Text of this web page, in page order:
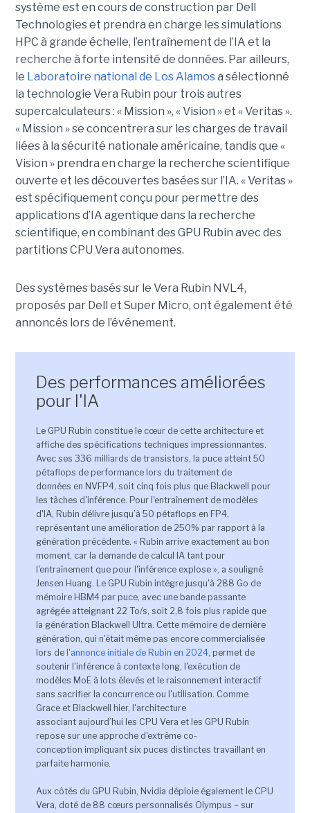
système est en cours de construction par Dell
Technologies et prendra en charge les simulations
HPC à grande échelle, l’entraînement de l’IA et la
recherche à forte intensité de données. Par ailleurs,
le Laboratoire national de Los Alamosa sélectionné
la technologie Vera Rubin pour trois autres
supercalculateurs : « Mission », « Vision » et « Veritas ».
« Mission » se concentrera sur les charges de travail
liées à la sécurité nationale américaine, tandis que «
Vision » prendra en charge la recherche scientifique
ouverte et les découvertes basées sur l’IA. « Veritas »
est spécifiquement conçu pour permettre des
applications d’IA agentique dans la recherche
scientifique, en combinant des GPU Rubin avec des
partitions CPU Vera autonomes.
Des systèmes basés sur le Vera Rubin NVL4,
proposés par Dell et Super Micro, ont également été
annoncés lors de l’événement.
Des performances améliorées
pour l'IA
Le GPU Rubin constitue le cœur de cette architecture et
affiche des spécifications techniques impressionnantes.
Avec ses 336 milliards de transistors, la puce atteint 50
pétaflops de performance lors du traitement de
données en NVFP4, soit cinq fois plus que Blackwell pour
les tâches d'inférence. Pour l'entraînement de modèles
d'IA, Rubin délivre jusqu’à 50 pétaflops en FP4,
représentant une amélioration de 250% par rapport à la
génération précédente. « Rubin arrive exactement au bon
moment, car la demande de calcul IA tant pour
l'entraînement que pour l'inférence explose », a souligné
Jensen Huang. Le GPU Rubin intègre jusqu'à 288 Go de
mémoire HBM4 par puce, avec une bande passante
agrégée atteignant 22 To/s, soit 2,8 fois plus rapide que
la génération Blackwell Ultra. Cette mémoire de dernière
génération, qui n'était même pas encore commercialisée
lors del'annonce initiale de Rubin en 2024, permet de
soutenir l'inférence à contexte long, l'exécution de
modèles MoE à lots élevés et le raisonnement interactif
sans sacrifier la concurrence ou l'utilisation. Comme
Grace et Blackwell hier, l'architecture
associant aujourd’hui les CPU Vera et les GPU Rubin
repose sur une approche d'extrême co-
conception impliquant six puces distinctes travaillant en
parfaite harmonie.
Aux côtés du GPU Rubin, Nvidia déploie également le CPU
Vera, doté de 88 cœurs personnalisés Olympus – sur